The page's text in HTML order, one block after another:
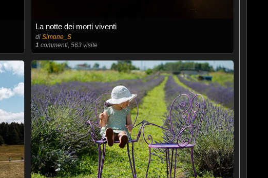
La notte dei morti viventi
diSimone_S
1 commenti, 563 visite